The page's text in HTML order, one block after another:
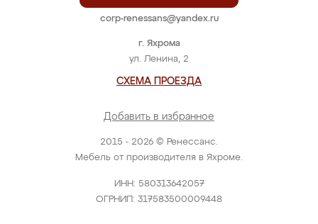
2015 - 2026 © Ренессанс.
Мебель от производителя в Яхроме.
ИНН: 580313642057
ОГРНИП: 317583500009448
г. Яхрома
ул. Ленина, 2
СХЕМА ПРОЕЗДА
Добавить в избранное
corp-renessans@yandex.ru